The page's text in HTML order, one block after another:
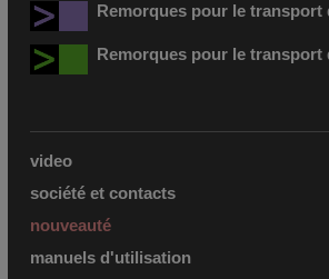
Remorques pour le transport
Remorques pour le transport
video
société et contacts
nouveauté
manuels d'utilisation